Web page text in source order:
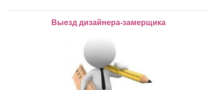
Выезд дизайнера-замерщика